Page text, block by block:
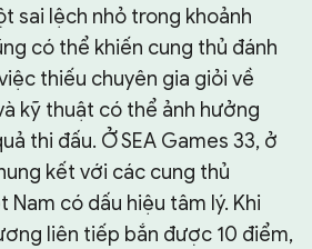
sai lệch nhỏ trong khoảnh
có thể khiến cung thủ đánh
thiếu chuyên gia giỏi về
kỹ thuật có thể ảnh hưởng
thi đấu. Ở SEA Games 33, ở
kết với các cung thủ
Nam có dấu hiệu tâm lý. Khi
liên tiếp bắn được 10 điểm,